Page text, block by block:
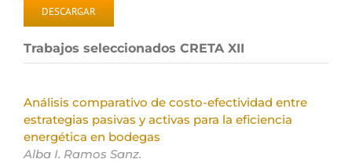
DESCARGAR
Trabajos seleccionados CRETA XII
Análisis comparativo de costo-efectividad entre
estrategias pasivas y activas para la eficiencia
energética en bodegas
Alba I. Ramos Sanz.